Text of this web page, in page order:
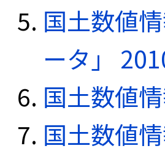
国土数値
ータ」
国土数値
国土数値